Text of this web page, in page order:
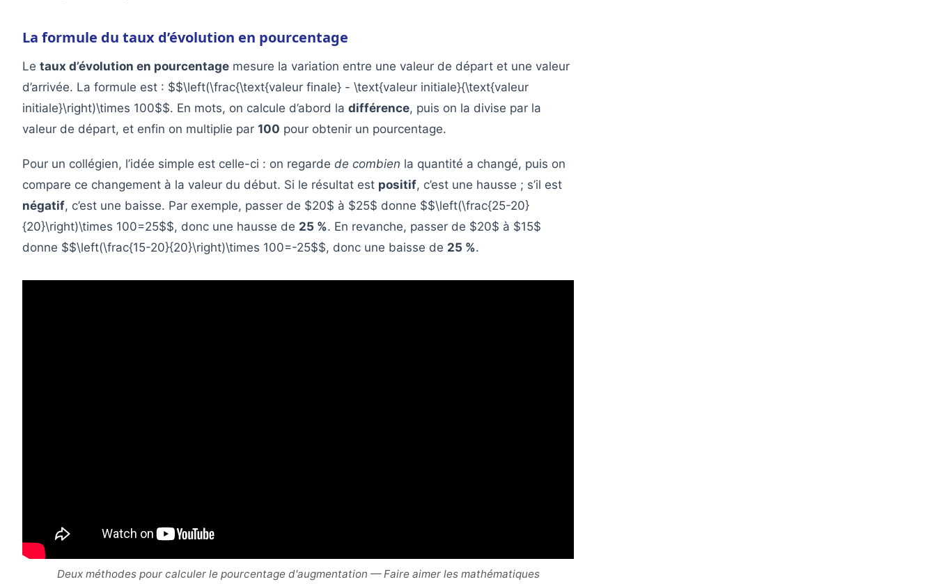
La formule du taux d’évolution en pourcentage
Le taux d’évolution en pourcentage mesure la variation entre une valeur de départ et une valeur
d’arrivée. La formule est : $$\left(\frac{\text{valeur finale} - \text{valeur initiale}{\text{valeur
initiale}\right)\times 100$$. En mots, on calcule d’abord la différence, puis on la divise par la
valeur de départ, et enfin on multiplie par 100 pour obtenir un pourcentage.
Pour un collégien, l’idée simple est celle-ci : on regarde de combien la quantité a changé, puis on
compare ce changement à la valeur du début. Si le résultat est positif, c’est une hausse ; s’il est
négatif, c’est une baisse. Par exemple, passer de $20$ à $25$ donne $$\left(\frac{25-20}
{20}\right)\times 100=25$$, donc une hausse de 25 %. En revanche, passer de $20$ à $15$
donne $$\left(\frac{15-20}{20}\right)\times 100=-25$$, donc une baisse de 25 %.
Deux méthodes pour calculer le pourcentage d'augmentation — Faire aimer les mathématiques